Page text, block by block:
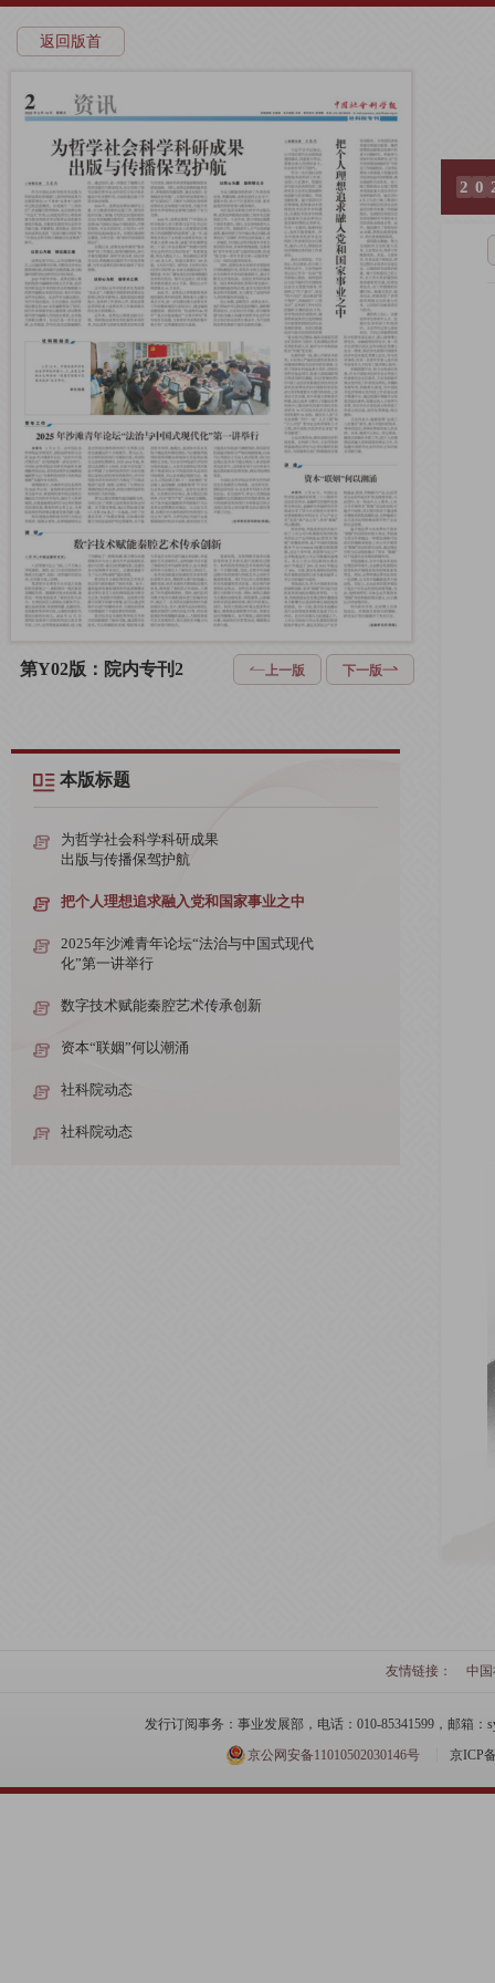
返回版首
第Y02版：院内专刊2 上一版 下一版
本版标题
为哲学社会科学科研成果
出版与传播保驾护航
把个人理想追求融入党和国家事业之中
2025年沙滩青年论坛“法治与中国式现代
化”第一讲举行
数字技术赋能秦腔艺术传承创新
资本“联姻”何以潮涌
社科院动态
社科院动态
2 0
友情链接： 中
发行订阅事务：事业发展部，电话：010-85341599，邮箱：
京公网安备11010502030146号
京ICP